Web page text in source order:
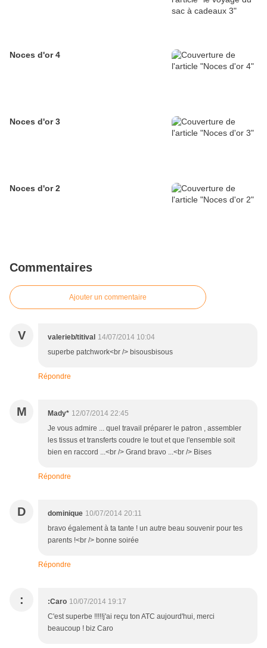
Noces d'or 4
Noces d'or 3
Noces d'or 2
Commentaires
Ajouter un commentaire
V valerieb/titival 14/07/2014 10:04
superbe patchwork<br /> bisousbisous
Répondre
M Mady* 12/07/2014 22:45
Je vous admire ... quel travail préparer le patron , assembler
les tissus et transferts coudre le tout et que l'ensemble soit
bien en raccord ...<br /> Grand bravo ...<br /> Bises
Répondre
D dominique 10/07/2014 20:11
bravo également à ta tante ! un autre beau souvenir pour tes
parents !<br /> bonne soirée
Répondre
: :Caro 10/07/2014 19:17
C'est superbe !!!!!j'ai reçu ton ATC aujourd'hui, merci
beaucoup ! biz Caro